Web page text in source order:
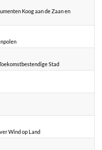
Koog aan de Zaan en
Stad
Wind op Land